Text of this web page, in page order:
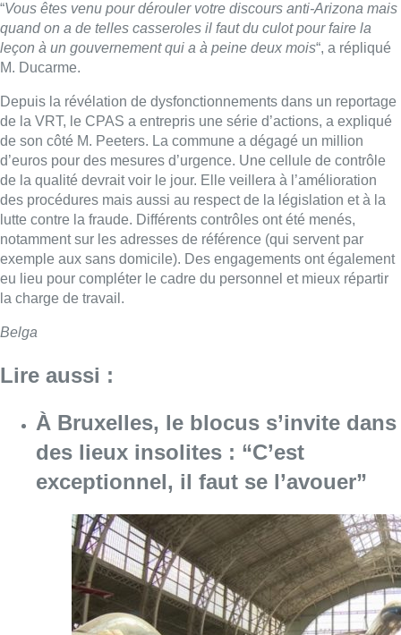
“Vous êtes venu pour dérouler votre discours anti-Arizona mais
quand on a de telles casseroles il faut du culot pour faire la
leçon à un gouvernement qui a à peine deux mois“, a répliqué
M. Ducarme.
Depuis la révélation de dysfonctionnements dans un reportage
de la VRT, le CPAS a entrepris une série d’actions, a expliqué
de son côté M. Peeters. La commune a dégagé un million
d’euros pour des mesures d’urgence. Une cellule de contrôle
de la qualité devrait voir le jour. Elle veillera à l’amélioration
des procédures mais aussi au respect de la législation et à la
lutte contre la fraude. Différents contrôles ont été menés,
notamment sur les adresses de référence (qui servent par
exemple aux sans domicile). Des engagements ont également
eu lieu pour compléter le cadre du personnel et mieux répartir
la charge de travail.
Belga
Lire aussi :
À Bruxelles, le blocus s’invite dans
des lieux insolites : “C’est
exceptionnel, il faut se l’avouer”